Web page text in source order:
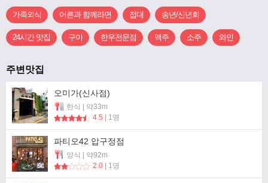
가족외식 어른과 함께라면 접대 송년/신년회
24시간 맛집 구이 한우전문점 맥주 소주 와인
주변맛집
오미가(신사점)
한식 | 약33m
4.5 | 1명
파티오42 압구정점
양식 | 약92m
2.0 | 1명